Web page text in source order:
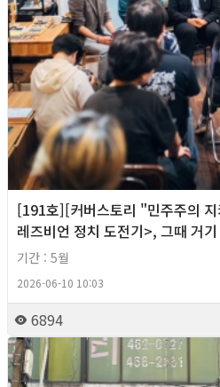
[191호][커버스토리 "민주주의
레즈비언 정치 도전기>, 그때 거
기간 : 5월
2026-06-10 10:03
6894